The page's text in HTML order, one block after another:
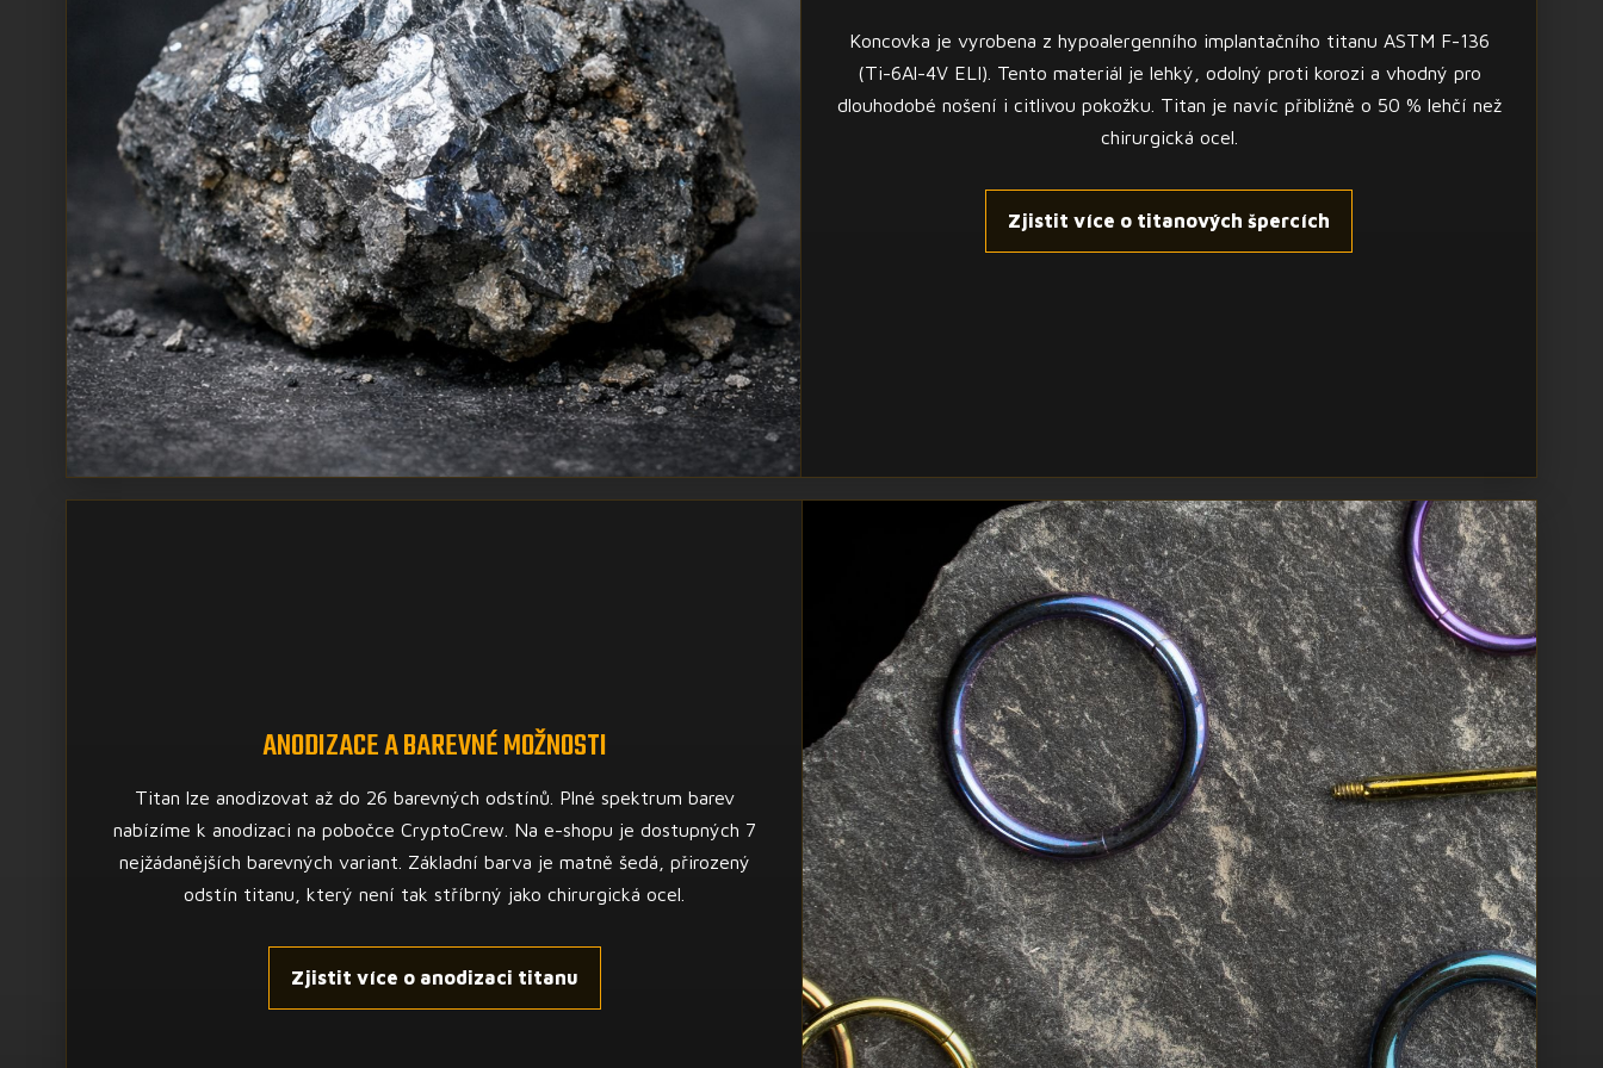
Koncovka je vyrobena z hypoalergenního implantačního titanu ASTM F-136
(Ti-6Al-4V ELI). Tento materiál je lehký, odolný proti korozi a vhodný pro
dlouhodobé nošení i citlivou pokožku. Titan je navíc přibližně o 50 % lehčí než
chirurgická ocel.
Zjistit více o titanových špercích
ANODIZACE A BAREVNÉ MOŽNOSTI
Titan lze anodizovat až do 26 barevných odstínů. Plné spektrum barev
nabízíme k anodizaci na pobočce CryptoCrew. Na e-shopu je dostupných 7
nejžádanějších barevných variant. Základní barva je matně šedá, přirozený
odstín titanu, který není tak stříbrný jako chirurgická ocel.
Zjistit více o anodizaci titanu